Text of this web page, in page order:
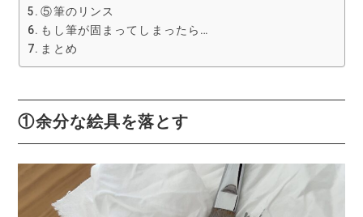
⑤筆のリンス
もし筆が固まってしまったら…
まとめ
①余分な絵具を落とす